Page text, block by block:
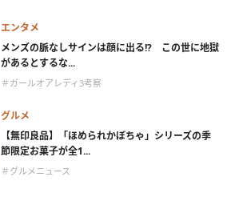
エンタメ
メンズの脈なしサインは顔に出る!? この世に地獄
があるとするな...
＃ガールオアレディ3考察
グルメ
【無印良品】「ほめられかぼちゃ」シリーズの季
節限定お菓子が全1...
＃グルメニュース